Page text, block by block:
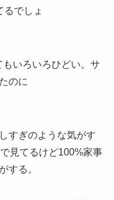
でしょ
いろいろひどい。サ
のに
すぎのような気がす
見てるけど100%家事
する。